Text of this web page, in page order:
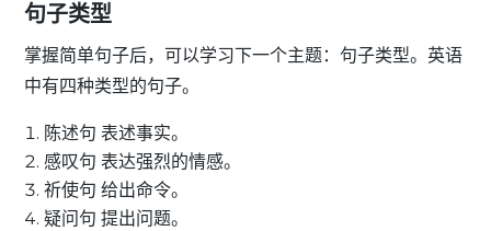
句子类型
掌握简单句子后，可以学习下一个主题：句子类型。英语
中有四种类型的句子。
陈述句 表述事实。
感叹句 表达强烈的情感。
祈使句 给出命令。
疑问句 提出问题。